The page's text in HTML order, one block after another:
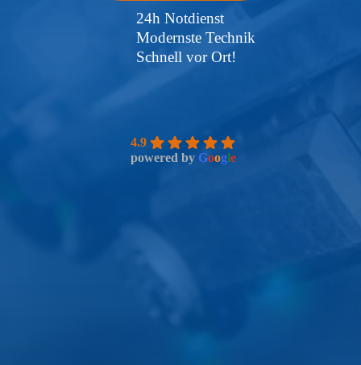
24h Notdienst
Modernste Technik
Schnell vor Ort!
4.9
powered by Google